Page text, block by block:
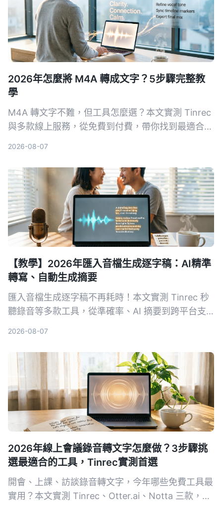
2026年怎麼將 M4A 轉成文字？5步驟完整教
學
M4A 轉文字不難，但工具怎麼選？本文實測 Tinrec
與多款線上服務，從免費到付費，帶你找到最適合自
2026-08-07
【教學】2026年匯入音檔生成逐字稿：AI精準
轉寫、自動生成摘要
匯入音檔生成逐字稿不再耗時！本文實測 Tinrec 秒
聽錄音等多款工具，從準確率、AI 摘要到跨平台支
2026-08-07
2026年線上會議錄音轉文字怎麼做？3步驟挑
選最適合的工具，Tinrec實測首選
開會、上課、訪談錄音轉文字，今年哪些免費工具最
實用？本文實測 Tinrec、Otter.ai、Notta 三款，從